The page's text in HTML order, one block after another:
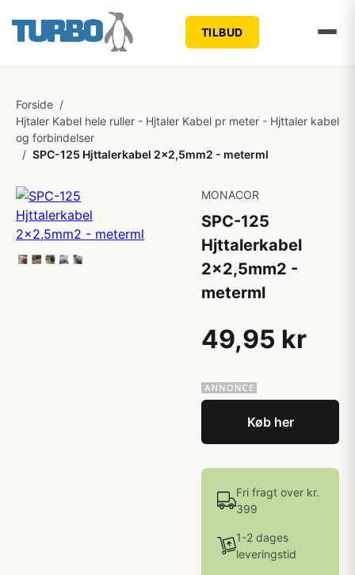
TILBUD
Forside /
Hjtaler Kabel hele ruller - Hjtaler Kabel pr meter - Hjttaler kabel
og forbindelser
/ SPC-125 Hjttalerkabel 2x2,5mm2 - meterml
MONACOR
SPC-125
Hjttalerkabel
2x2,5mm2 -
meterml
49,95 kr
Køb her
Fri fragt over kr.
399
1-2 dages
leveringstid